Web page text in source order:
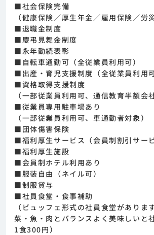
■社会保険完備
（健康保険／厚生年金／雇用保険／労
■退職金制度
■慶弔見舞金制度
■永年勤続表彰
■自転車通勤可（全従業員利用可）
■出産・育児支援制度（全従業員利用可
■資格取得支援制度
（一部従業員利用可、通信教育半額会
■従業員専用駐車場あり
（一部従業員利用可、車通勤者対象）
■団体傷害保険
■福利厚生サービス（会員制割引サービ
■福利厚生施設
■会員制ホテル利用あり
■服装自由（ネイル可）
■制服貸与
■社員食堂・食事補助
（ビュッフェ形式の社員食堂がありま
菜・魚・肉とバランスよく美味しいと
1食300円）